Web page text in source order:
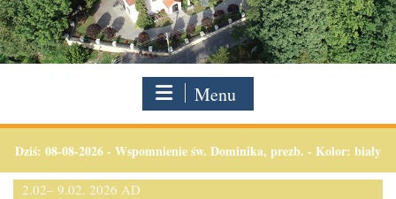
Menu
Dziś: 08-08-2026- Wspomnienie św. Dominika, prezb. - Kolor: biały
2.02– 9.02. 2026 AD